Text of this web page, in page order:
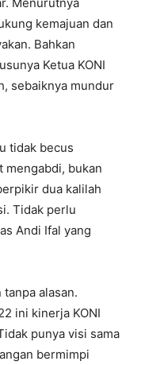
Menurutnya
kemajuan dan
Bahkan
Ketua KONI
sebaiknya mundur
tidak becus
mengabdi, bukan
dua kalilah
Tidak perlu
Andi Ifal yang
alasan.
ini kinerja KONI
punya visi sama
bermimpi